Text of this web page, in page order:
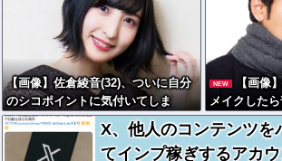
【画像】佐倉綾音(32)、ついに自分
のシコポイントに気付いてしま
う・・・
NEW
【画像
メイクした
た→ご覧く
w
X、他人のコンテンツを
てインプ稼ぎするアカ